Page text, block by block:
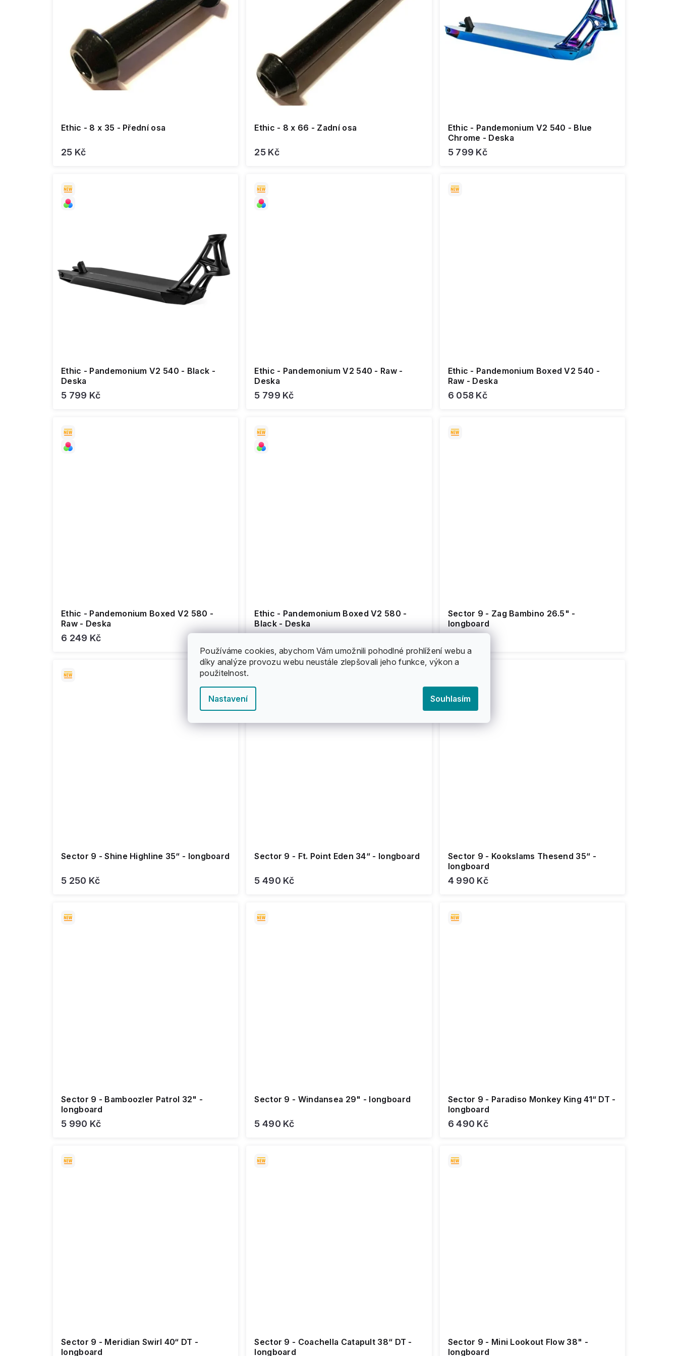
Používáme cookies, abychom Vám umožnili pohodlné prohlížení webu a
díky analýze provozu webu neustále zlepšovali jeho funkce, výkon a
použitelnost.
Nastavení Souhlasím
Ethic - 8 x 35 - Přední osa
25 Kč
Ethic - 8 x 66 - Zadní osa
25 Kč
Ethic - Pandemonium V2 540 - Blue
Chrome - Deska
5 799 Kč
Ethic - Pandemonium V2 540 - Black -
Deska
5 799 Kč
Ethic - Pandemonium V2 540 - Raw -
Deska
5 799 Kč
Ethic - Pandemonium Boxed V2 540 -
Raw - Deska
6 058 Kč
Ethic - Pandemonium Boxed V2 580 -
Raw - Deska
6 249 Kč
Ethic - Pandemonium Boxed V2 580 -
Black - Deska
Sector 9 - Zag Bambino 26.5" -
longboard
Sector 9 - Shine Highline 35“ - longboard
5 250 Kč
Sector 9 - Ft. Point Eden 34“ - longboard
5 490 Kč
Sector 9 - Kookslams Thesend 35“ -
longboard
4 990 Kč
Sector 9 - Bamboozler Patrol 32" -
longboard
5 990 Kč
Sector 9 - Windansea 29" - longboard
5 490 Kč
Sector 9 - Paradiso Monkey King 41“ DT -
longboard
6 490 Kč
Sector 9 - Meridian Swirl 40“ DT -
longboard
Sector 9 - Coachella Catapult 38“ DT -
longboard
Sector 9 - Mini Lookout Flow 38" -
longboard